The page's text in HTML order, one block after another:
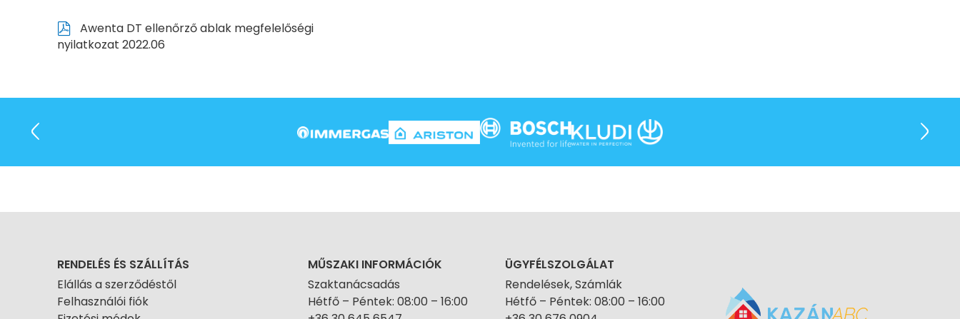
Awenta DT ellenőrző ablak megfelelőségi
nyilatkozat 2022.06
RENDELÉS ÉS SZÁLLÍTÁS
Elállás a szerződéstől
Felhasználói fiók
MŰSZAKI INFORMÁCIÓK
Szaktanácsadás
Hétfő – Péntek: 08:00 – 16:00
ÜGYFÉLSZOLGÁLAT
Rendelések, Számlák
Hétfő – Péntek: 08:00 – 16:00